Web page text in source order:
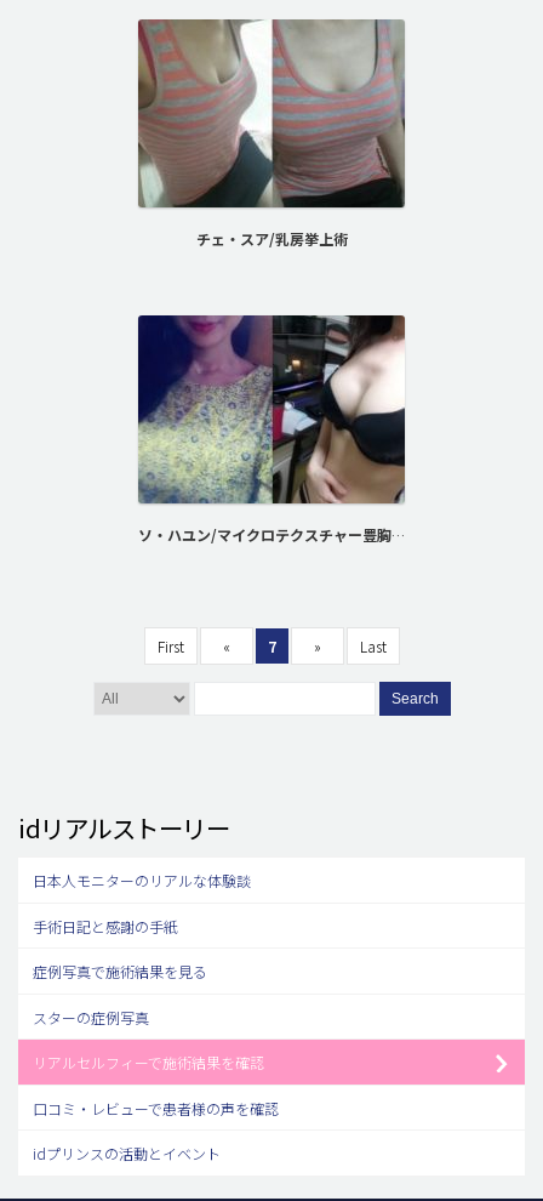
チェ・スア/乳房挙上術
ソ・ハユン/マイクロテクスチャー豊胸術
First « 7 » Last
Search
idリアルストーリー
日本人モニターのリアルな体験談
手術日記と感謝の手紙
症例写真で施術結果を見る
スターの症例写真
リアルセルフィーで施術結果を確認
口コミ・レビューで患者様の声を確認
idプリンスの活動とイベント